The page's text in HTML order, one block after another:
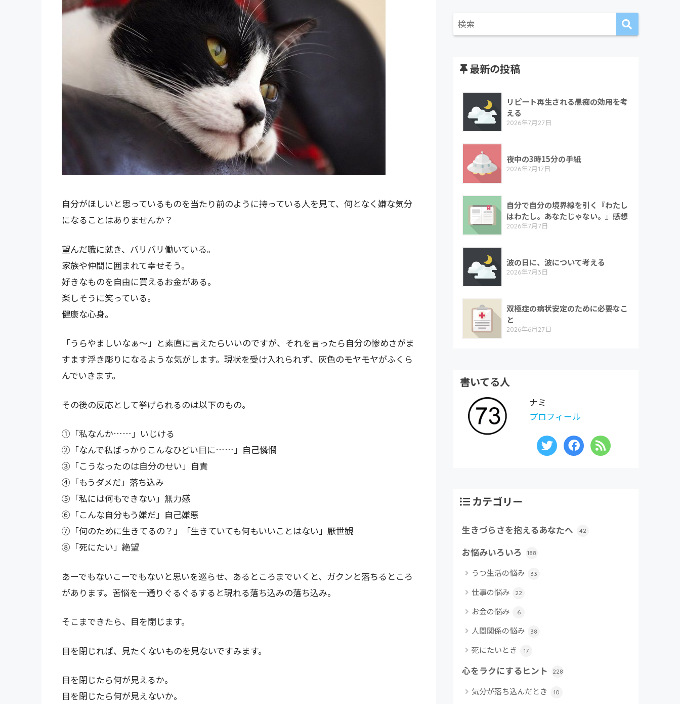
自分がほしいと思っているものを当たり前のように持っている人を見て、何となく嫌な気分
になることはありませんか？
望んだ職に就き、バリバリ働いている。
家族や仲間に囲まれて幸せそう。
好きなものを自由に買えるお金がある。
楽しそうに笑っている。
健康な心身。
「うらやましいなぁ～」と素直に言えたらいいのですが、それを言ったら自分の惨めさがま
すます浮き彫りになるような気がします。現状を受け入れられず、灰色のモヤモヤがふくら
んでいきます。
その後の反応として挙げられるのは以下のもの。
①「私なんか……」いじける
②「なんで私ばっかりこんなひどい目に……」自己憐憫
③「こうなったのは自分のせい」自責
④「もうダメだ」落ち込み
⑤「私には何もできない」無力感
⑥「こんな自分もう嫌だ」自己嫌悪
⑦「何のために生きてるの？」「生きていても何もいいことはない」厭世観
⑧「死にたい」絶望
あーでもないこーでもないと思いを巡らせ、あるところまでいくと、ガクンと落ちるところ
があります。苦悩を一通りぐるぐるすると現れる落ち込みの落ち込み。
そこまできたら、目を閉じます。
目を閉じれば、見たくないものを見ないですみます。
目を閉じたら何が見えるか。
目を閉じたら何が見えないか。
最新の投稿
リピート再生される愚痴の効用を考
える
2026年7月27日
夜中の3時15分の手紙
2026年7月17日
自分で自分の境界線を引く『わたし
はわたし。あなたじゃない。』感想
2026年7月7日
波の日に、波について考える
2026年7月3日
双極症の病状安定のために必要なこ
と
2026年6月27日
書いてる人
ナミ
プロフィール
カテゴリー
生きづらさを抱えるあなたへ 42
お悩みいろいろ 188
うつ生活の悩み 33
仕事の悩み 22
お金の悩み 6
人間関係の悩み 38
死にたいとき 17
心をラクにするヒント 228
気分が落ち込んだとき 10